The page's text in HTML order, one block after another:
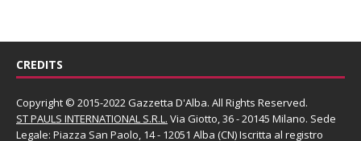
CREDITS
Copyright © 2015-2022 Gazzetta D'Alba. All Rights Reserved.
ST PAULS INTERNATIONAL S.R.L. Via Giotto, 36 - 20145 Milano. Sede
Legale: Piazza San Paolo, 14 - 12051 Alba (CN) Iscritta al registro